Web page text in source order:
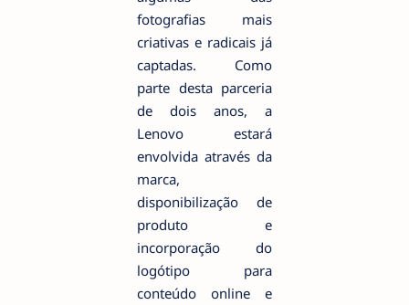
fotografias mais
criativas e radicais já
captadas. Como
parte desta parceria
de dois anos, a
Lenovo estará
envolvida através da
marca,
disponibilização de
produto e
incorporação do
logótipo para
conteúdo online e